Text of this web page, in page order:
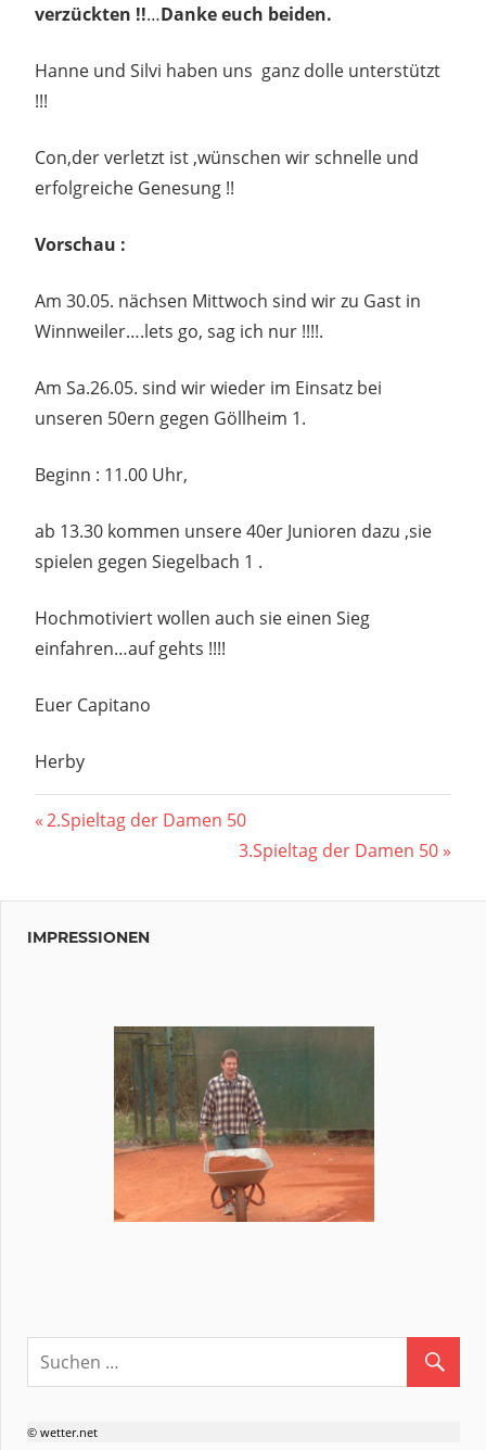
verzückten !!…Danke euch beiden.
Hanne und Silvi haben uns ganz dolle unterstützt
!!!
Con,der verletzt ist ,wünschen wir schnelle und
erfolgreiche Genesung !!
Vorschau :
Am 30.05. nächsen Mittwoch sind wir zu Gast in
Winnweiler….lets go, sag ich nur !!!!.
Am Sa.26.05. sind wir wieder im Einsatz bei
unseren 50ern gegen Göllheim 1.
Beginn : 11.00 Uhr,
ab 13.30 kommen unsere 40er Junioren dazu ,sie
spielen gegen Siegelbach 1 .
Hochmotiviert wollen auch sie einen Sieg
einfahren…auf gehts !!!!
Euer Capitano
Herby
Beitragsnavigation
Vorheriger
2.Spieltag der Damen 50
Nächster
3.Spieltag der Damen 50
IMPRESSIONEN
© wetter.net